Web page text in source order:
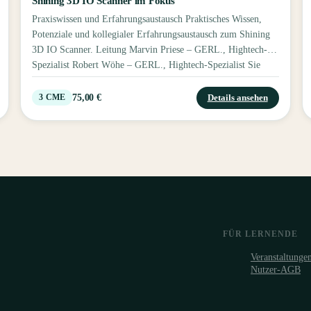
Praxiswissen und Erfahrungsaustausch Praktisches Wissen,
Potenziale und kollegialer Erfahrungsaustausch zum Shining
3D IO Scanner. Leitung Marvin Priese – GERL., Hightech-
Spezialist Robert Wöhe – GERL., Hightech-Spezialist Sie
erhalten 3 Fortbildungspunkte.
3 CME 75,00 € Details ansehen
FÜR LERNENDE
Nutzer-AGB